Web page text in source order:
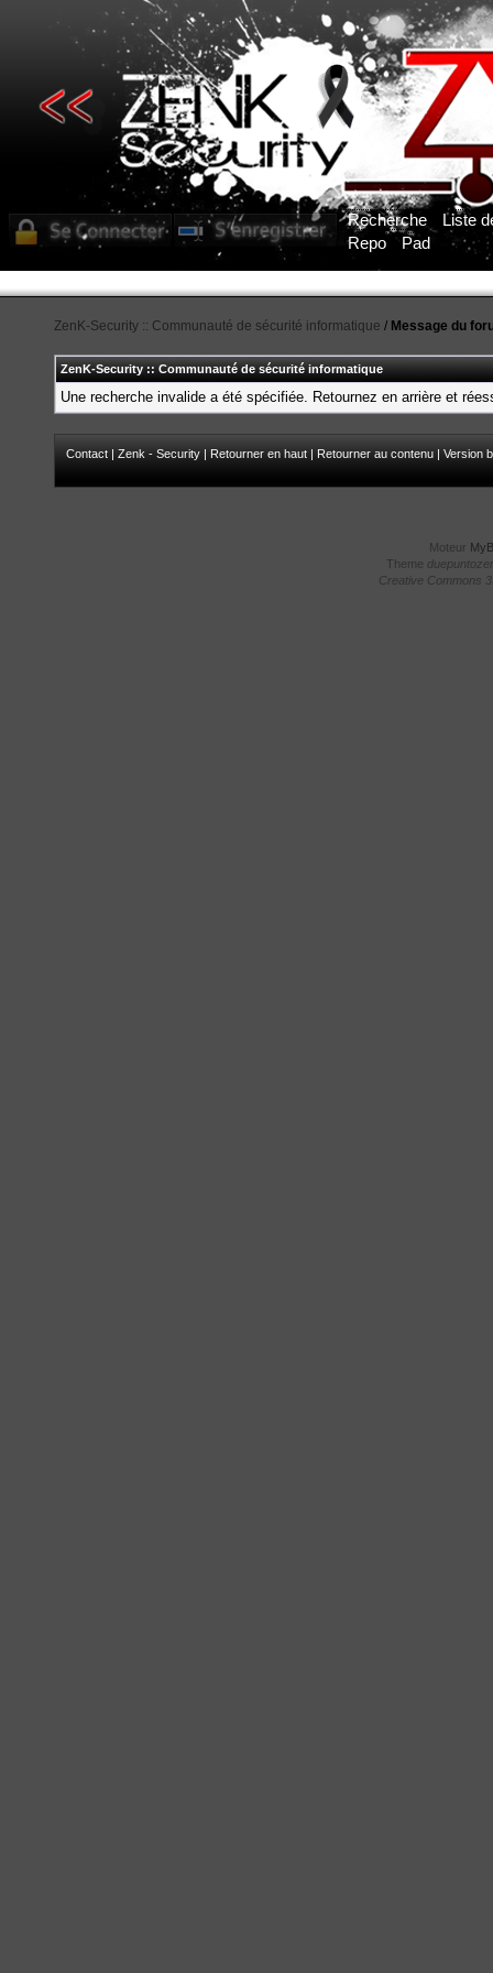
Recherche
Liste
Repo
Pad
ZenK-Security :: Communauté de sécurité informatique / Message du
ZenK-Security :: Communauté de sécurité informatique
Une recherche invalide a été spécifiée. Retournez en arrière et
Contact | Zenk - Security | Retourner en haut | Retourner au contenu | Version
Moteur
Theme
Creative Commons